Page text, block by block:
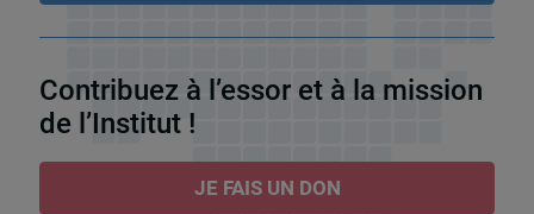
Contribuez à l’essor et à la mission
de l’Institut !
JE FAIS UN DON